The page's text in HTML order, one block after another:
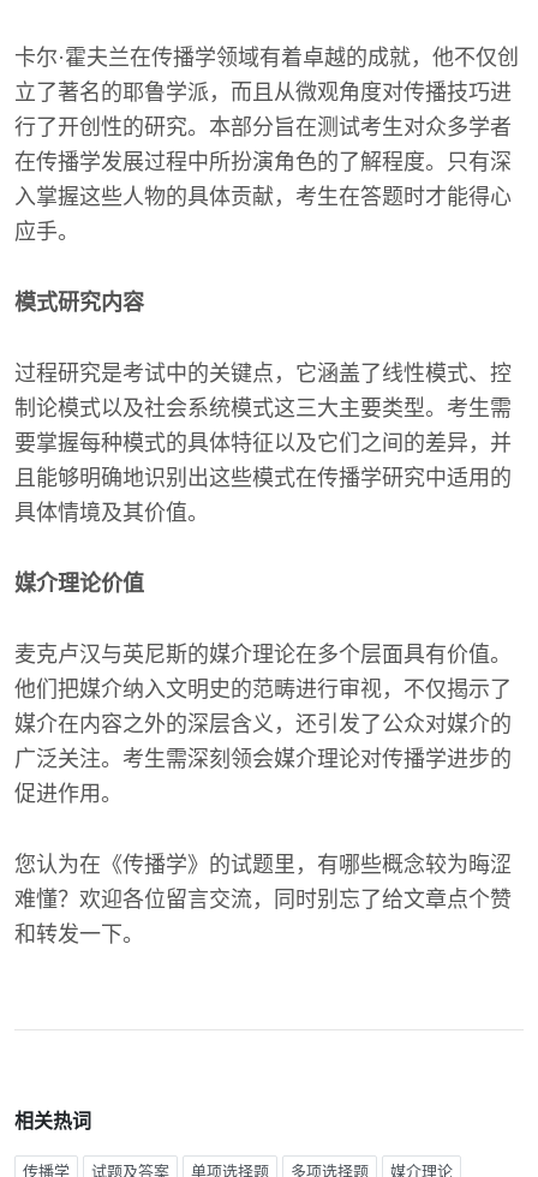
卡尔·霍夫兰在传播学领域有着卓越的成就，他不仅创
立了著名的耶鲁学派，而且从微观角度对传播技巧进
行了开创性的研究。本部分旨在测试考生对众多学者
在传播学发展过程中所扮演角色的了解程度。只有深
入掌握这些人物的具体贡献，考生在答题时才能得心
应手。
模式研究内容
过程研究是考试中的关键点，它涵盖了线性模式、控
制论模式以及社会系统模式这三大主要类型。考生需
要掌握每种模式的具体特征以及它们之间的差异，并
且能够明确地识别出这些模式在传播学研究中适用的
具体情境及其价值。
媒介理论价值
麦克卢汉与英尼斯的媒介理论在多个层面具有价值。
他们把媒介纳入文明史的范畴进行审视，不仅揭示了
媒介在内容之外的深层含义，还引发了公众对媒介的
广泛关注。考生需深刻领会媒介理论对传播学进步的
促进作用。
您认为在《传播学》的试题里，有哪些概念较为晦涩
难懂？欢迎各位留言交流，同时别忘了给文章点个赞
和转发一下。
相关热词
传播学 试题及答案 单项选择题 多项选择题 媒介理论